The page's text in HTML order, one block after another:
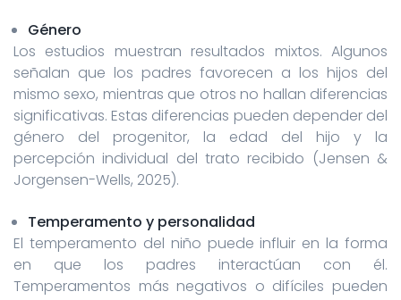
Género
Los estudios muestran resultados mixtos. Algunos
señalan que los padres favorecen a los hijos del
mismo sexo, mientras que otros no hallan diferencias
significativas. Estas diferencias pueden depender del
género del progenitor, la edad del hijo y la
percepción individual del trato recibido (Jensen &
Jorgensen-Wells, 2025).
Temperamento y personalidad
El temperamento del niño puede influir en la forma
en que los padres interactúan con él.
Temperamentos más negativos o difíciles pueden